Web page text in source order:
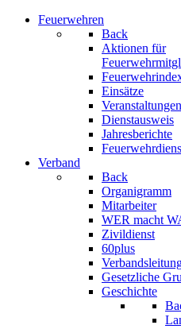
Feuerwehren
Back
Aktionen für
Einsätze
Veranstaltungen
Dienstausweis
Jahresberichte
Verband
Back
Organigramm
Mitarbeiter
WER macht
Zivildienst
60plus
Gesetzliche
Geschichte